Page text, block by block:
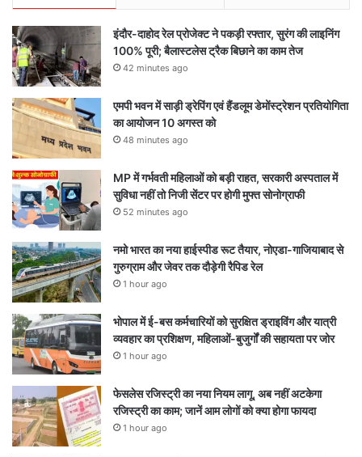
इंदौर-दाहोद रेल प्रोजेक्ट ने पकड़ी रफ्तार, सुरंग की लाइनिंग
100% पूरी; बैलास्टलेस ट्रैक बिछाने का काम तेज
42 minutes ago
एमपी भवन में साड़ी ड्रेपिंग एवं हैंडलूम डेमोंस्ट्रेशन प्रतियोगिता
का आयोजन 10 अगस्त को
48 minutes ago
MP में गर्भवती महिलाओं को बड़ी राहत, सरकारी अस्पताल में
सुविधा नहीं तो निजी सेंटर पर होगी मुफ्त सोनोग्राफी
52 minutes ago
नमो भारत का नया हाईस्पीड रूट तैयार, नोएडा-गाजियाबाद से
गुरुग्राम और जेवर तक दौड़ेगी रैपिड रेल
1 hour ago
भोपाल में ई-बस कर्मचारियों को सुरक्षित ड्राइविंग और यात्री
व्यवहार का प्रशिक्षण, महिलाओं-बुजुर्गों की सहायता पर जोर
1 hour ago
फेसलेस रजिस्ट्री का नया नियम लागू, अब नहीं अटकेगा
रजिस्ट्री का काम; जानें आम लोगों को क्या होगा फायदा
1 hour ago